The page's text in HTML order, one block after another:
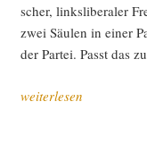
Papier“
scher, links­li­be­ra­ler
zwei Säu­len in einer
der Par­tei. Passt das
„Der
weiterlesen